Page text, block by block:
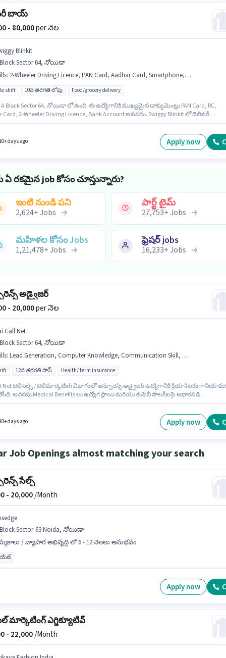
బాయ్
- 80,000per నెల
Blinkit
Sector 64, నోయిడా
: 2-Wheeler Driving Licence, PAN Card, Aadhar Card, Smartphone, Two-Wheeler Driving, Bike, Cycle, Bank Account, RC
shift 10వ తరగతి లోపు Food/grocery delivery
Block Sector 64, నోయిడా లో ఉంది. ఈ ఉద్యోగానికి ముఖ్యమైన డాక్యుమెంట్లు PAN Card, RC,
Card, 2-Wheeler Driving Licence, Bank Account అవసరం. Swiggy Blinkit లో డెలివరీ
దరఖాస్తు చేయాలనుకునే అభ్యర్థి వద్ద Bike, Smartphone, Cycle ఉండాలి.
days ago Apply now
ఏ రకమైన job కోసం చూస్తున్నారు?
ఇంటి నుండి పని
2,624+Jobs
పార్ట్ టైమ్
27,753+Jobs
మహిళల కోసం Jobs
1,21,478+Jobs
ఫ్రెషర్ jobs
16,233+Jobs
అడ్వైజర్
- 20,000per నెల
Call Net
Sector 64, నోయిడా
: Lead Generation, Computer Knowledge, Communication Skill, Domestic Calling, Wiring, Outbound/Cold Calling, MS Excel
12వ తరగతి పాస్ Health/ term insurance
Net టెలిసెల్స్ / టెలిమార్కెటింగ్ విభాగంలో ఇన్సూరెన్స్ అడ్వైజర్ ఉద్యోగానికి క్రియాశీలకంగా
అదనపు Medical Benefits లు ఉద్యోగ స్థాయి మరియు కంపెనీ పాలసీలపై ఆధారపడి
Outbound/Cold Calling, Wiring, Communication Skill వంటి నైపుణ్యాలు ఉండాలి. ఈ
A Block Sector 64, నోయిడా లో ఉంది. ఈ ఉద్యోగానికి Fixed జీతం ఇవ్వబడుతుంది.
days ago Apply now
Job Openings almost matching your search
సేల్స్
- 20,000/Month
Sector-63 Noida, నోయిడా
/ వ్యాపార అభివృద్ధి లో 6 - 12 నెలలు అనుభవం
Apply now
మార్కెటింగ్ ఎగ్జిక్యూటివ్
- 22,000/Month